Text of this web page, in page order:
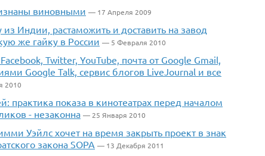
виновными — 17 Апреля 2009
Индии, растаможить и доставить на завод
же гайку в России — 5 Февраля 2010
Twitter, YouTube, почта от Google Gmail,
Google Talk, сервис блогов LiveJournal и все
2010
практика показа в кинотеатрах перед началом
- незаконна — 25 Января 2010
Уэйлс хочет на время закрыть проект в знак
закона SOPA — 13 Декабря 2011